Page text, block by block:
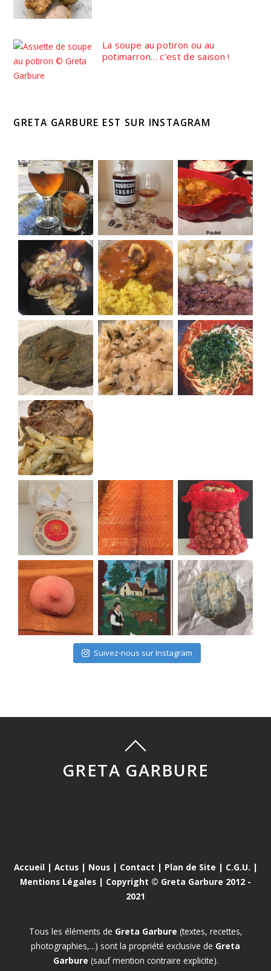
La soupe au potiron ou au
potimarron… c’est de saison !
GRETA GARBURE EST SUR INSTAGRAM
Suivez-nous sur Instagram
GRETA GARBURE
Accueil | Actus| Nous| Contact | Plan de Site | C.G.U. |
Mentions Légales | Copyright © Greta Garbure 2012 -
2021
Tous les éléments de Greta Garbure (textes, recettes,
photographies,...) sont la propriété exclusive de Greta
Garbure (sauf mention contraire explicite).